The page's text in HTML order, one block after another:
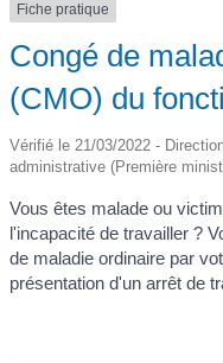
Fiche pratique
Congé de
(CMO) du
Vérifié le 21/03/2022 -
administrative (Première
Vous êtes malade ou
l'incapacité de travailler ?
de maladie ordinaire par
présentation d'un arrêt de